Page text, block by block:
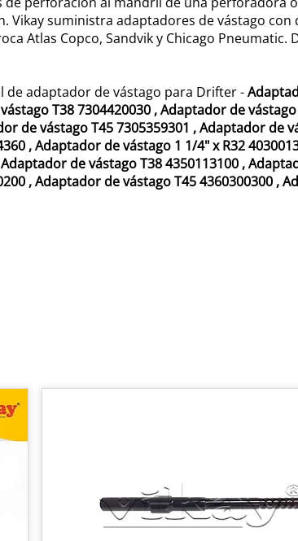
Vikay suministra adaptadores de vástago
Atlas Copco, Sandvik y Chicago
de adaptador de vástago para Drifter -
T38 7304420030 ,Adaptador de vástago
de vástago T45 7305359301 ,Adaptador de
,Adaptador de vástago 1 1/4" x R32
Adaptador de vástago T38 4350113100 ,
,Adaptador de vástago T45 4360300300 ,